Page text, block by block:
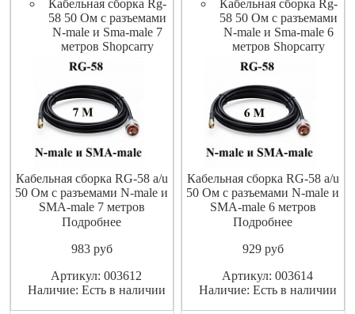
Кабельная сборка Rg-
58 50 Ом с разъемами
N-male и Sma-male 7
метров Shopcarry
Кабельная сборка RG-58 a/u
50 Ом с разъемами N-male и
SMA-male 7 метров
ShopCarry
Подробнее
983pуб
Артикул: 003612
Наличие: Есть в наличии
Кабельная сборка Rg-
58 50 Ом с разъемами
N-male и Sma-male 6
метров Shopcarry
Кабельная сборка RG-58 a/u
50 Ом с разъемами N-male и
SMA-male 6 метров
ShopCarry
Подробнее
929pуб
Артикул: 003614
Наличие: Есть в наличии